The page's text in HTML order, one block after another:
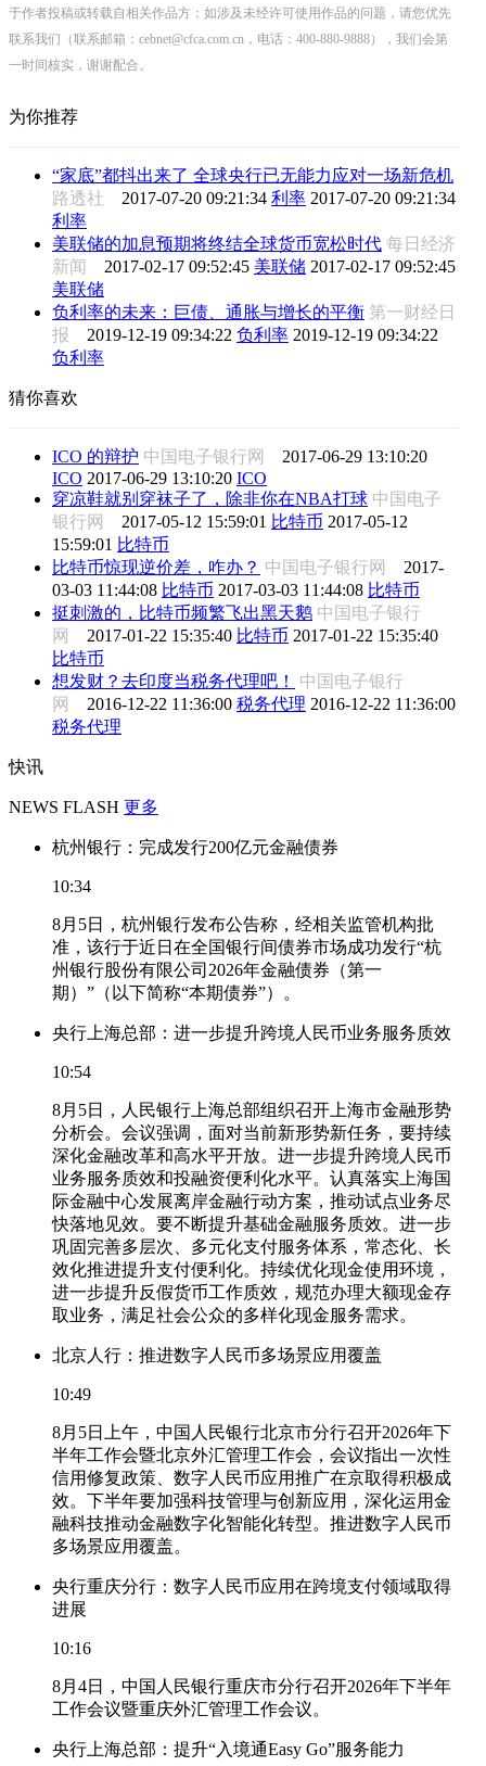
于作者投稿或转载自相关作品方；如涉及未经许可使用作品的问题，请您优先
联系我们（联系邮箱：cebnet@cfca.com.cn，电话：400-880-9888），我们会第
一时间核实，谢谢配合。
为你推荐
“家底”都抖出来了 全球央行已无能力应对一场新危机
路透社 2017-07-20 09:21:34 利率 2017-07-20 09:21:34
利率
美联储的加息预期将终结全球货币宽松时代 每日经济
新闻 2017-02-17 09:52:45 美联储 2017-02-17 09:52:45
美联储
负利率的未来：巨债、通胀与增长的平衡 第一财经日
报 2019-12-19 09:34:22 负利率 2019-12-19 09:34:22
负利率
猜你喜欢
ICO 的辩护 中国电子银行网 2017-06-29 13:10:20
ICO 2017-06-29 13:10:20 ICO
穿凉鞋就别穿袜子了，除非你在NBA打球 中国电子
银行网 2017-05-12 15:59:01 比特币 2017-05-12
15:59:01 比特币
比特币惊现逆价差，咋办？ 中国电子银行网 2017-
03-03 11:44:08 比特币 2017-03-03 11:44:08 比特币
挺刺激的，比特币频繁飞出黑天鹅 中国电子银行
网 2017-01-22 15:35:40 比特币 2017-01-22 15:35:40
比特币
想发财？去印度当税务代理吧！
中国电子银行
网 2016-12-22 11:36:00 税务代理 2016-12-22 11:36:00
税务代理
快讯
NEWS FLASH 更多
杭州银行：完成发行200亿元金融债券
10:34
8月5日，杭州银行发布公告称，经相关监管机构批
准，该行于近日在全国银行间债券市场成功发行“杭
州银行股份有限公司2026年金融债券（第一
期）”（以下简称“本期债券”）。
央行上海总部：进一步提升跨境人民币业务服务质效
10:54
8月5日，人民银行上海总部组织召开上海市金融形势
分析会。会议强调，面对当前新形势新任务，要持续
深化金融改革和高水平开放。进一步提升跨境人民币
业务服务质效和投融资便利化水平。认真落实上海国
际金融中心发展离岸金融行动方案，推动试点业务尽
快落地见效。要不断提升基础金融服务质效。进一步
巩固完善多层次、多元化支付服务体系，常态化、长
效化推进提升支付便利化。持续优化现金使用环境，
进一步提升反假货币工作质效，规范办理大额现金存
取业务，满足社会公众的多样化现金服务需求。
北京人行：推进数字人民币多场景应用覆盖
10:49
8月5日上午，中国人民银行北京市分行召开2026年下
半年工作会暨北京外汇管理工作会，会议指出一次性
信用修复政策、数字人民币应用推广在京取得积极成
效。下半年要加强科技管理与创新应用，深化运用金
融科技推动金融数字化智能化转型。推进数字人民币
多场景应用覆盖。
央行重庆分行：数字人民币应用在跨境支付领域取得
进展
10:16
8月4日，中国人民银行重庆市分行召开2026年下半年
工作会议暨重庆外汇管理工作会议。
央行上海总部：提升“入境通Easy Go”服务能力